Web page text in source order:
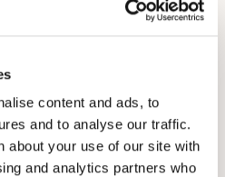
content and ads, to
and to analyse our traffic.
about your use of our site with
and analytics partners who
in diesem
A